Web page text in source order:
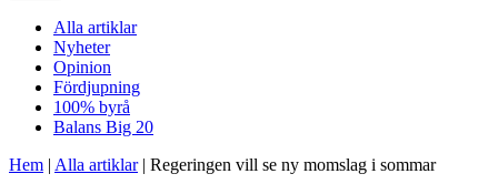
Alla artiklar
Nyheter
Opinion
Fördjupning
100% byrå
Balans Big 20
Hem | Alla artiklar| Regeringen vill se ny momslag i sommar